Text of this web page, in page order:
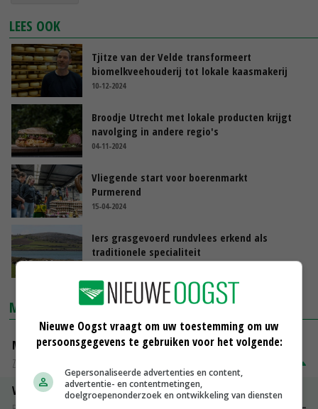
LEES OOK
Tjitze van der Velde transformeert
biomelkveehouderij tot lokale kaasmakerij
10-12-2024
Broodje Utrecht met lokale producten krijgt
navolging in andere regio's
04-11-2024
Vliegende start voor boerenmarkt
Purmerend
15-04-2024
Iers grasgevoerd rundvlees erkend als
traditionele specialiteit
MARKTPRIJZEN
Magere melkpoeder
Zuivel NL
Vleeskuikens 2001-2600 gr
Nieuwe Oogst vraagt om uw toestemming om uw
persoonsgegevens te gebruiken voor het volgende:
Gepersonaliseerde advertenties en content,
advertentie- en contentmetingen,
doelgroepenonderzoek en ontwikkeling van diensten